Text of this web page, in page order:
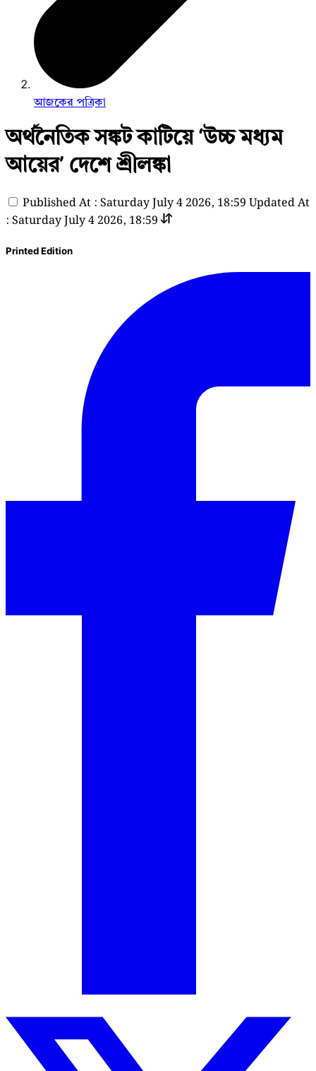
আজকের পত্রিকা
অর্থনৈতিক সঙ্কট কাটিয়ে ‘উচ্চ মধ্যম
আয়ের’ দেশে শ্রীলঙ্কা
Published At : Saturday July 4 2026, 18:59 Updated At
: Saturday July 4 2026, 18:59
Printed Edition